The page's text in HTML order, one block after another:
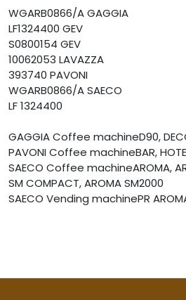
WGARB0866/A GAGGIA
LF1324400 GEV
S0800154 GEV
10062053 LAVAZZA
393740 PAVONI
WGARB0866/A SAECO
LF 1324400
GAGGIA Coffee machineD90,
PAVONI Coffee machineBAR,
SAECO Coffee machineAROMA,
SM COMPACT, AROMA SM2000
SAECO Vending machinePR